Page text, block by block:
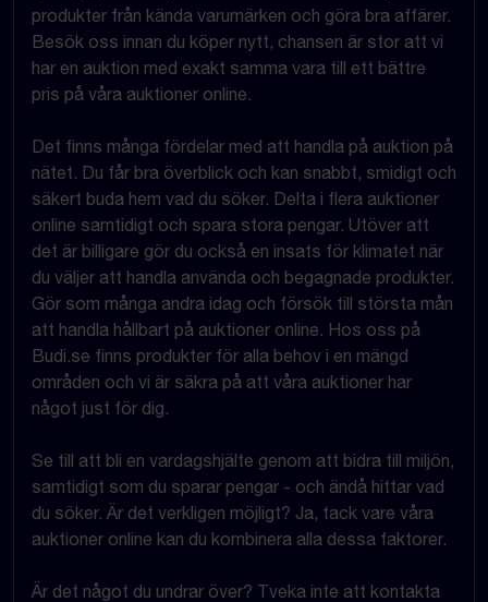
produkter från kända varumärken och göra bra affärer.
Besök oss innan du köper nytt, chansen är stor att vi
har en auktion med exakt samma vara till ett bättre
pris på våra auktioner online.
Det finns många fördelar med att handla på auktion på
nätet. Du får bra överblick och kan snabbt, smidigt och
säkert buda hem vad du söker. Delta i flera auktioner
online samtidigt och spara stora pengar. Utöver att
det är billigare gör du också en insats för klimatet när
du väljer att handla använda och begagnade produkter.
Gör som många andra idag och försök till största mån
att handla hållbart på auktioner online. Hos oss på
Budi.se finns produkter för alla behov i en mängd
områden och vi är säkra på att våra auktioner har
något just för dig.
Se till att bli en vardagshjälte genom att bidra till miljön,
samtidigt som du sparar pengar - och ändå hittar vad
du söker. Är det verkligen möjligt? Ja, tack vare våra
auktioner online kan du kombinera alla dessa faktorer.
Är det något du undrar över? Tveka inte att kontakta